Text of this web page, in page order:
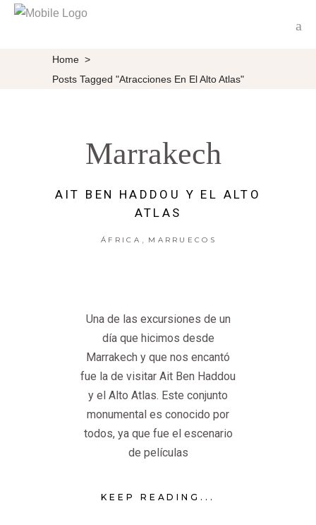
Home >
Posts Tagged "atracciones En El Alto Atlas"
Marrakech
AIT BEN HADDOU Y EL ALTO
ATLAS
ÁFRICA MARRUECOS
Una de las excursiones de un
día que hicimos desde
Marrakech y que nos encantó
fue la de visitar Ait Ben Haddou
y el Alto Atlas. Este conjunto
monumental es conocido por
todos, ya que fue el escenario
de películas
KEEP READING...